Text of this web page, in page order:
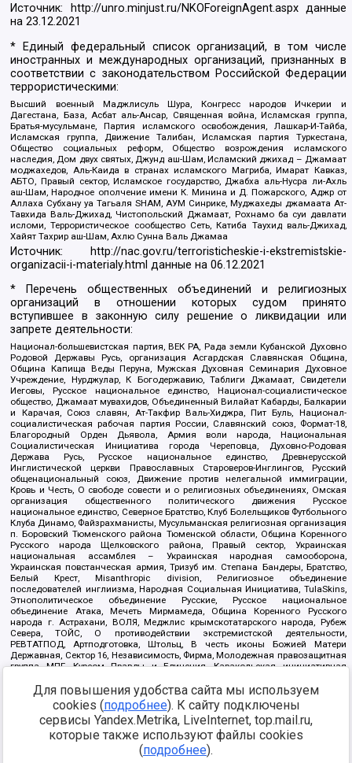
Источник: http://unro.minjust.ru/NKOForeignAgent.aspxданные
на23.12.2021
* Единый федеральный список организаций, в том числе
иностранных и международных организаций, признанных в
соответствии с законодательством Российской Федерации
террористическими:
Высший военный Маджлисуль Шура, Конгресс народов Ичкерии и
Дагестана, База, Асбат аль-Ансар, Священная война, Исламская группа,
Братья-мусульмане, Партия исламского освобождения, Лашкар-И-Тайба,
Исламская группа, Движение Талибан, Исламская партия Туркестана,
Общество социальных реформ, Общество возрождения исламского
наследия, Дом двух святых, Джунд аш-Шам, Исламский джихад – Джамаат
моджахедов, Аль-Каида в странах исламского Магриба, Имарат Кавказ,
АБТО, Правый сектор, Исламское государство, Джабха аль-Нусра ли-Ахль
аш-Шам, Народное ополчение имени К. Минина и Д. Пожарского, Аджр от
Аллаха Субхану уа Тагьаля SHAM, АУМ Синрике, Муджахеды джамаата Ат-
Тавхида Валь-Джихад, Чистопольский Джамаат, Рохнамо ба суи давлати
исломи, Террористическое сообщество Сеть, Катиба Таухид валь-Джихад,
Хайят Тахрир аш-Шам, Ахлю Сунна Валь Джамаа
Источник:
http://nac.gov.ru/terroristicheskie-i-ekstremistskie-
organizacii-i-materialy.html данные на06.12.2021
* Перечень общественных объединений и религиозных
организаций в отношении которых судом принято
вступившее в законную силу решение о ликвидации или
запрете деятельности:
Национал-большевистская партия, ВЕК РА, Рада земли Кубанской Духовно
Родовой Державы Русь, организация Асгардская Славянская Община,
Община Капища Веды Перуна, Мужская Духовная Семинария Духовное
Учреждение, Нурджулар, К Богодержавию, Таблиги Джамаат, Свидетели
Иеговы, Русское национальное единство, Национал-социалистическое
общество, Джамаат мувахидов, Объединенный Вилайат Кабарды, Балкарии
и Карачая, Союз славян, Ат-Такфир Валь-Хиджра, Пит Буль, Национал-
социалистическая рабочая партия России, Славянский союз, Формат-18,
Благородный Орден Дьявола, Армия воли народа, Национальная
Социалистическая Инициатива города Череповца, Духовно-Родовая
Держава Русь, Русское национальное единство, Древнерусской
Инглистической церкви Православных Староверов-Инглингов, Русский
общенациональный союз, Движение против нелегальной иммиграции,
Кровь и Честь, О свободе совести и о религиозных объединениях, Омская
организация общественного политического движения Русское
национальное единство, Северное Братство, Клуб Болельщиков Футбольного
Клуба Динамо, Файзрахманисты, Мусульманская религиозная организация
п. Боровский Тюменского района Тюменской области, Община Коренного
Русского народа Щелковского района, Правый сектор, Украинская
национальная ассамблея – Украинская народная самооборона,
Украинская повстанческая армия, Тризуб им. Степана Бандеры, Братство,
Белый Крест, Misanthropic division, Религиозное объединение
последователей инглиизма, Народная Социальная Инициатива, TulaSkins,
Этнополитическое объединение Русские, Русское национальное
объединение Атака, Мечеть Мирмамеда, Община Коренного Русского
народа г. Астрахани, ВОЛЯ, Меджлис крымскотатарского народа, Рубеж
Севера, ТОЙС, О противодействии экстремистской деятельности,
РЕВТАТПОД, Артподготовка, Штольц, В честь иконы Божией Матери
Державная, Сектор 16, Независимость, Фирма, Молодежная правозащитная
группа МПГ, Курсом Правды и Единения, Каракольская инициативная
Благотворительный пансионат Ак Умут, Русская республика Русь,
Арестантское уголовное единство, Башкорт, Нация и свобода, W.H.С., Фалунь
Дафа, Иртыш Ultras, Русский Патриотический клуб-Новокузнецк/РПК,
Сибирский державный союз, Фонд борьбы с коррупцией, Фонд защиты прав
граждан, Штабы Навального, Совет граждан СССР Прикубанского округа г.
https://minjust.gov.ru/ru/documents/7822/
Для повышения удобства сайта мы используем
cookies (подробнее). К сайту подключены
сервисы Yandex.Metrika, LiveInternet, top.mail.ru,
которые также используют файлы cookies
(подробнее).